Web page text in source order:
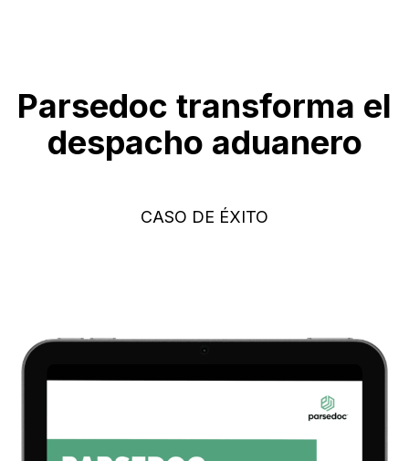
Parsedoc transforma el
despacho aduanero
CASO DE ÉXITO